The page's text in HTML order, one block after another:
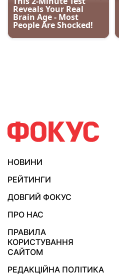
НОВИНИ
РЕЙТИНГИ
ДОВГИЙ ФОКУС
ПРО НАС
ПРАВИЛА
КОРИСТУВАННЯ
САЙТОМ
РЕДАКЦІЙНА ПОЛІТИКА